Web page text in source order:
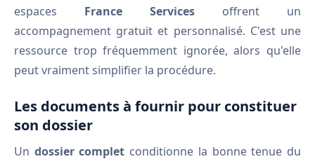
espaces France Services offrent un
accompagnement gratuit et personnalisé. C'est une
ressource trop fréquemment ignorée, alors qu'elle
peut vraiment simplifier la procédure.
Les documents à fournir pour constituer
son dossier
Un dossier complet conditionne la bonne tenue du